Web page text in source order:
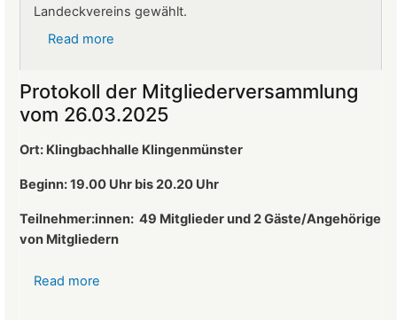
Landeckvereins gewählt.
Read more
ist
neuer
Vorsitzender
des
Protokoll der Mitgliederversammlung
vom 26.03.2025
Ort: Klingbachhalle Klingenmünster
Beginn: 19.00 Uhr bis 20.20 Uhr
Teilnehmer:innen: 49 Mitglieder und 2 Gäste/Angehörige
von Mitgliedern
Read more